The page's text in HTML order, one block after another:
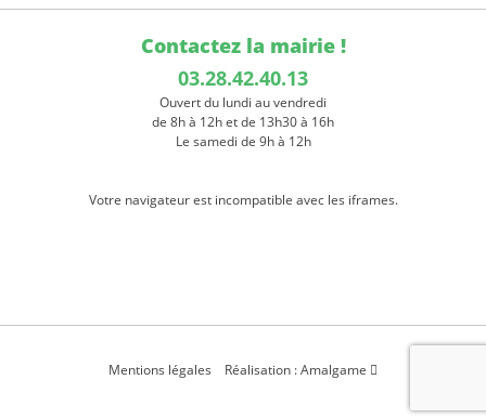
Contactez la mairie !
03.28.42.40.13
Ouvert du lundi au vendredi
de 8h à 12h et de 13h30 à 16h
Le samedi de 9h à 12h
Votre navigateur est incompatible avec les iframes.
Mentions légales Réalisation : Amalgame